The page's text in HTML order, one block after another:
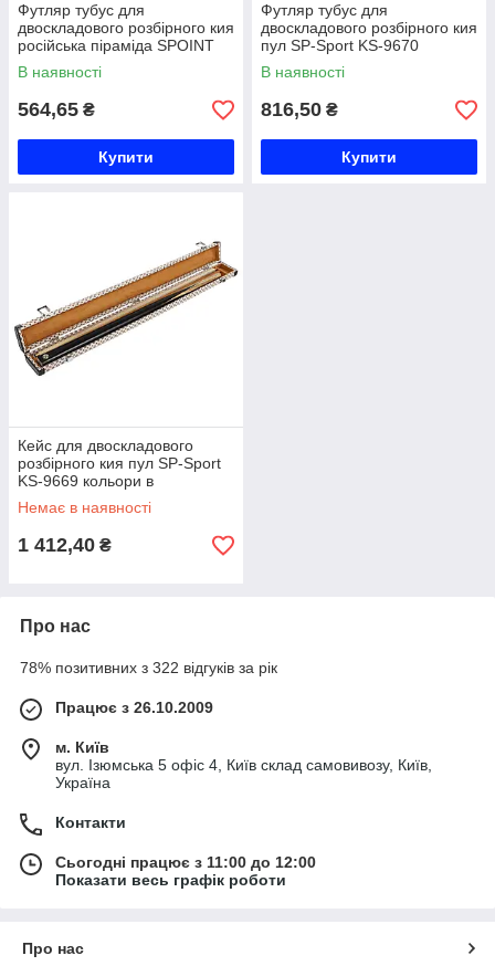
Футляр тубус для
двоскладового розбірного кия
російська піраміда SPOINT
KS-371-90 чорний Код KS-
371-90
В наявності
564,65 ₴
Купити
Футляр тубус для
двоскладового розбірного кия
пул SP-Sport KS-9670
кольори в асортименті Код
KS-9670
В наявності
816,50 ₴
Купити
Кейс для двоскладового
розбірного кия пул SP-Sport
KS-9669 кольори в
асортименті Код KS-9669
Немає в наявності
1 412,40 ₴
Про нас
78% позитивних з 322 відгуків за рік
Працює з 26.10.2009
м. Київ
вул. Ізюмська 5 офіс 4, Київ склад самовивозу, Київ,
Україна
Контакти
Сьогодні працює з 11:00 до 12:00
Показати весь графік роботи
Про нас